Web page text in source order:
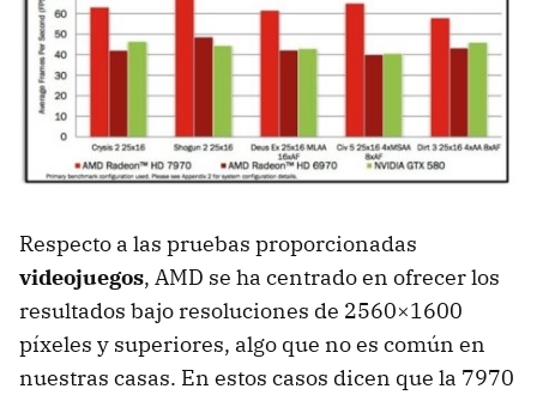
Respecto a las pruebas proporcionadas
videojuegos, AMD se ha centrado en ofrecer los
resultados bajo resoluciones de 2560×1600
píxeles y superiores, algo que no es común en
nuestras casas. En estos casos dicen que la 7970